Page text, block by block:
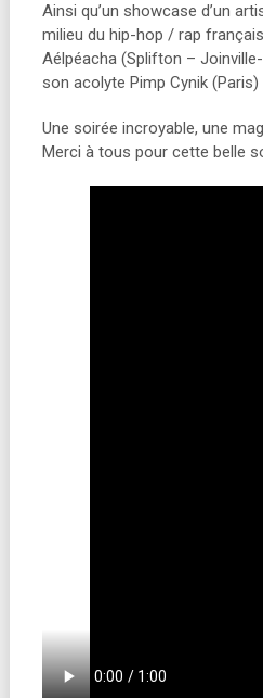
Ainsi qu’un showcase d’un
milieu du hip-hop / rap
Aélpéacha (Splifton –
son acolyte Pimp Cynik (Paris)
Une soirée incroyable, une
Merci à tous pour cette belle